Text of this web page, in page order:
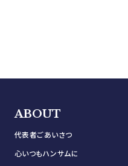
ABOUT
代表者ごあいさつ
心いつもハンサムに